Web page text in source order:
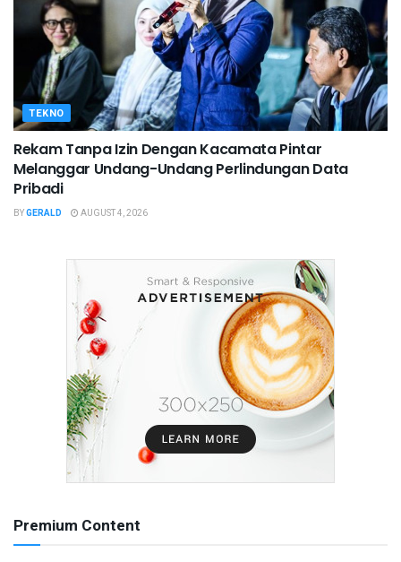
TEKNO
Rekam Tanpa Izin Dengan Kacamata Pintar
Melanggar Undang-Undang Perlindungan Data
Pribadi
BYGERALD AUGUST 4, 2026
Premium Content